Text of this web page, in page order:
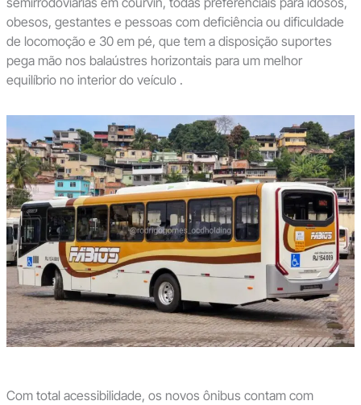
obesos, gestantes e pessoas com deficiência ou dificuldade
de locomoção e 30 em pé, que tem a disposição suportes
pega mão nos balaústres horizontais para um melhor
equilíbrio no interior do veículo .
Com total acessibilidade, os novos ônibus contam com